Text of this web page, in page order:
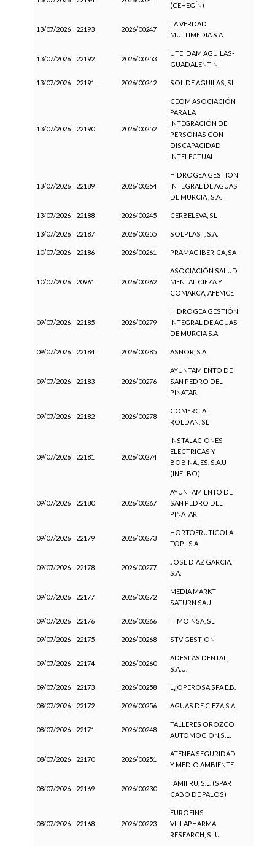
(CEHEGÍN)
13/07/2026 22193 2026/00247
LA VERDAD
MULTIMEDIA S.A
13/07/2026 22192 2026/00253
UTE IDAM AGUILAS-
GUADALENTIN
13/07/2026 22191 2026/00242 SOL DE AGUILAS, SL
13/07/2026 22190 2026/00252
CEOM ASOCIACIÓN
PARA LA
INTEGRACIÓN DE
PERSONAS CON
DISCAPACIDAD
INTELECTUAL
13/07/2026 22189 2026/00254
HIDROGEA GESTION
INTEGRAL DE AGUAS
DE MURCIA , S.A.
13/07/2026 22188 2026/00245 CERBELEVA, SL
13/07/2026 22187 2026/00255 SOLPLAST, S.A.
10/07/2026 22186 2026/00261 PRAMAC IBERICA, SA
10/07/2026 20961 2026/00262
ASOCIACIÓN SALUD
MENTAL CIEZA Y
COMARCA, AFEMCE
09/07/2026 22185 2026/00279
HIDROGEA GESTIÓN
INTEGRAL DE AGUAS
DE MURCIA S.A
09/07/2026 22184 2026/00285 ASNOR, S.A.
09/07/2026 22183 2026/00276
AYUNTAMIENTO DE
SAN PEDRO DEL
PINATAR
09/07/2026 22182 2026/00278
COMERCIAL
ROLDAN, SL
09/07/2026 22181 2026/00274
INSTALACIONES
ELECTRICAS Y
BOBINAJES, S.A.U
(INELBO)
09/07/2026 22180 2026/00267
AYUNTAMIENTO DE
SAN PEDRO DEL
PINATAR
09/07/2026 22179 2026/00273
HORTOFRUTICOLA
TOPI, S.A.
09/07/2026 22178 2026/00277
JOSE DIAZ GARCIA,
S.A.
09/07/2026 22177 2026/00272
MEDIA MARKT
SATURN SAU
09/07/2026 22176 2026/00266 HIMOINSA, SL
09/07/2026 22175 2026/00268 STV GESTION
09/07/2026 22174 2026/00260
ADESLAS DENTAL,
S.A.U.
09/07/2026 22173 2026/00258 L¿OPEROSA SPA E.B.
08/07/2026 22172 2026/00256 AGUAS DE CIEZA,S.A.
08/07/2026 22171 2026/00248
TALLERES OROZCO
AUTOMOCION,S.L.
08/07/2026 22170 2026/00251
ATENEA SEGURIDAD
Y MEDIO AMBIENTE
08/07/2026 22169 2026/00230
FAMIFRU, S.L. (SPAR
CABO DE PALOS)
08/07/2026 22168 2026/00223
EUROFINS
VILLAPHARMA
RESEARCH, SLU